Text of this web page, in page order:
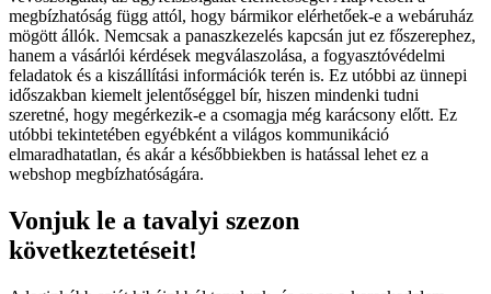
megbízhatóság függ attól, hogy bármikor elérhetőek-e a webáruház
mögött állók. Nemcsak a panaszkezelés kapcsán jut ez főszerephez,
hanem a vásárlói kérdések megválaszolása, a fogyasztóvédelmi
feladatok és a kiszállítási információk terén is. Ez utóbbi az ünnepi
időszakban kiemelt jelentőséggel bír, hiszen mindenki tudni
szeretné, hogy megérkezik-e a csomagja még karácsony előtt. Ez
utóbbi tekintetében egyébként a világos kommunikáció
elmaradhatatlan, és akár a későbbiekben is hatással lehet ez a
webshop megbízhatóságára.
Vonjuk le a tavalyi szezon
következtetéseit!